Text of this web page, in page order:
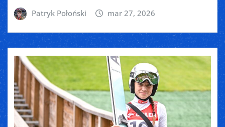
Patryk Połoński mar 27, 2026